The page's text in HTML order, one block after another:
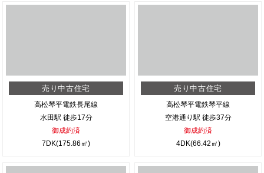
売り中古住宅
高松琴平電鉄長尾線
水田駅 徒歩17分
御成約済
7DK(175.86㎡)
売り中古住宅
高松琴平電鉄琴平線
空港通り駅 徒歩37分
御成約済
4DK(66.42㎡)